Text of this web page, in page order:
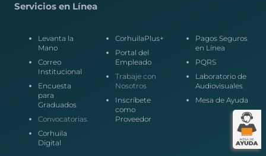
Servicios en Línea
Levanta la
Mano
Correo
Institucional
Encuesta
para
Graduados
Convocatorias
Corhuila
Digital
CorhuilaPlus+
Portal del
Empleado
Trabaje con
Nosotros
Inscríbete
como
Proveedor
Pagos Seguros
en Línea
PQRS
Laboratorio de
Audiovisuales
Mesa de Ayuda